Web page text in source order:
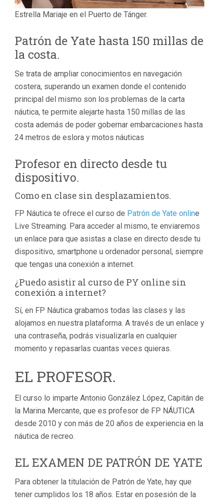
Estrella Mariaje en el Puerto de Tánger.
Patrón de Yate hasta 150 millas de
la costa.
Se trata de ampliar conocimientos en navegación
costera, superando un examen donde el contenido
principal del mismo son los problemas de la carta
náutica, te permite alejarte hasta 150 millas de las
costa además de poder gobernar embarcaciones hasta
24 metros de eslora y motos náuticas
Profesor en directo desde tu
dispositivo.
Como en clase sin desplazamientos.
FP Náutica te ofrece el curso de Patrón de Yate online
Live Streaming. Para acceder al mismo, te enviaremos
un enlace para que asistas a clase en directo desde tu
dispositivo, smartphone u ordenador personal, siempre
que tengas una conexión a internet.
¿Puedo asistir al curso de PY online sin
conexión a internet?
Sí, en FP Náutica grabamos todas las clases y las
alojamos en nuestra plataforma. A través de un enlace y
una contraseña, podrás visualizarla en cualquier
momento y repasarlas cuantas veces quieras.
EL PROFESOR.
El curso lo imparte Antonio González López, Capitán de
la Marina Mercante, que es profesor de FP NÁUTICA
desde 2010 y con más de 20 años de experiencia en la
náutica de recreo.
EL EXAMEN DE PATRÓN DE YATE
Para obtener la titulación de Patrón de Yate, hay que
tener cumplidos los 18 años. Estar en posesión de la